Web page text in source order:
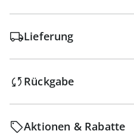
Lieferung
Rückgabe
Aktionen & Rabatte